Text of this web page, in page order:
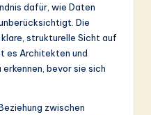
dafür, wie Daten
Die
strukturelle Sicht auf
es Architekten und
bevor sie sich
zwischen